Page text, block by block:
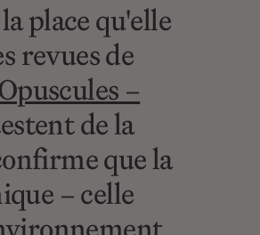
place qu'elle
revues de
–
de la
que la
– celle